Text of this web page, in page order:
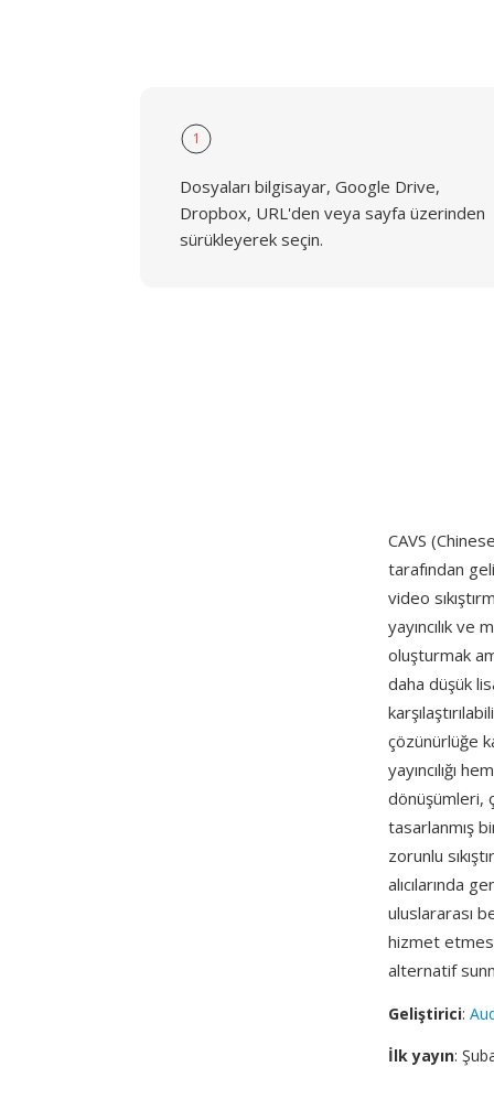
1
Dosyaları bilgisayar, Google Drive,
Dropbox, URL'den veya sayfa üzerinden
sürükleyerek seçin.
CAVS
tarafından
video
yayıncılık ve
oluşturmak
daha düşük
çözünürlüğe
yayıncılığı
dönüşümleri,
tasarlanmış
zorunlu
alıcılarında
uluslararası
hizmet
alternatif
Geliştirici:
İlk yayın: